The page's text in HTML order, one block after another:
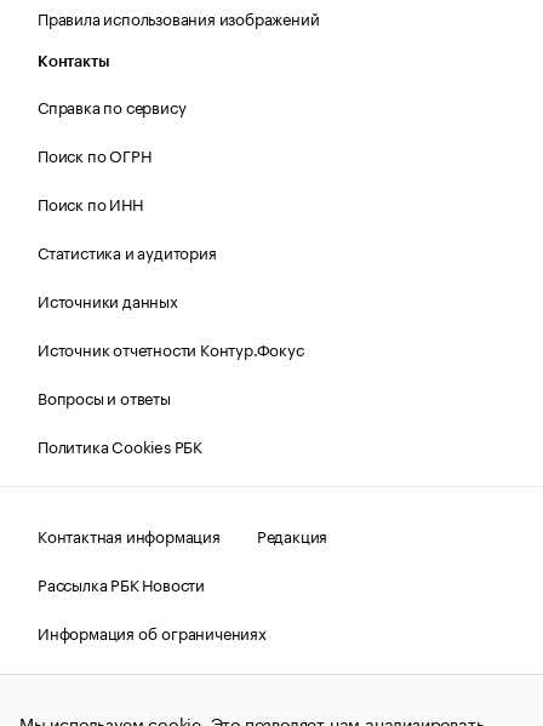
Правила использования изображений
Контакты
Справка по сервису
Поиск по ОГРН
Поиск по ИНН
Статистика и аудитория
Источники данных
Источник отчетности Контур.Фокус
Вопросы и ответы
Политика Cookies РБК
Контактная информация
Редакция
Рассылка РБК Новости
Информация об ограничениях
Правовая информация
О соблюдении авторских прав